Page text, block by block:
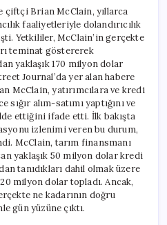
Milyon
Dolar
Topladı
için
çiftçi Brian McClain, yıllarca
faaliyetleriyle dolandırıcılık
Yetkililer, McClain’in gerçekte
teminat göstererek
yaklaşık 170 milyon dolar
Journal’da yer alan habere
McClain, yatırımcılara ve kredi
alım-satımı yaptığını ve
ettiğini ifade etti. İlk bakışta
izlenimi veren bu durum,
McClain, tarım finansmanı
yaklaşık 50 milyon dolar kredi
tanıdıkları dahil olmak üzere
milyon dolar topladı. Ancak,
ne kadarının doğru
gün yüzüne çıktı.